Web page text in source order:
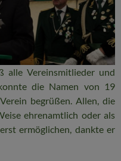
alle Vereinsmitlieder und
die Namen von 19
begrüßen. Allen, die
ehrenamtlich oder als
ermöglichen, dankte er